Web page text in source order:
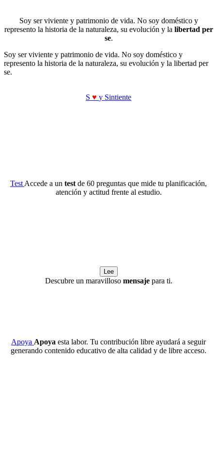
Soy ser viviente y patrimonio de vida. No soy doméstico y
represento la historia de la naturaleza, su evolución y la libertad per
se.
Soy ser viviente y patrimonio de vida. No soy doméstico y
represento la historia de la naturaleza, su evolución y la libertad per
se.
S ♥ y Sintiente
Test Accede a un test de 60 preguntas que mide tu planificación,
atención y actitud frente al estudio.
Lee
Descubre un maravilloso mensajepara ti.
Apoya Apoya esta labor. Tu contribución libre ayudará a seguir
generando contenido educativo de alta calidad y de libre acceso.